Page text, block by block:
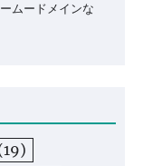
ムードメインな